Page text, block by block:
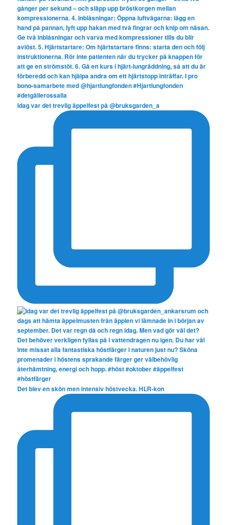
Idag var det trevlig äppelfest på @bruksgarden_a
Det blev en skön men intensiv höstvecka. HLR-kon